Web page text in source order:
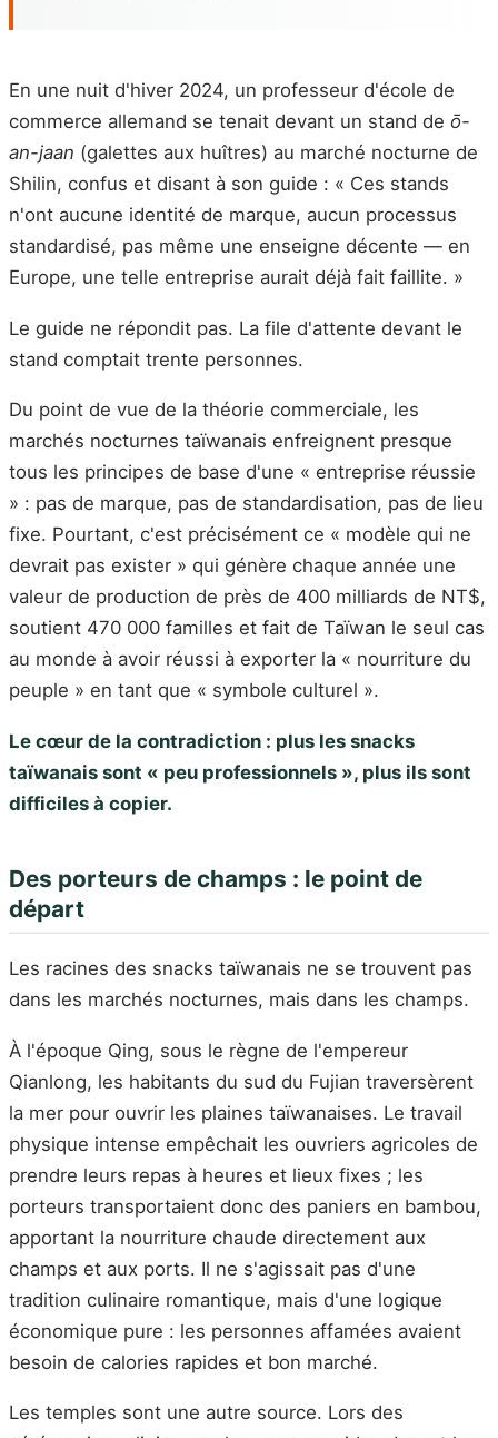
En une nuit d'hiver 2024, un professeur d'école de
commerce allemand se tenait devant un stand de ō-
an-jaan (galettes aux huîtres) au marché nocturne de
Shilin, confus et disant à son guide : « Ces stands
n'ont aucune identité de marque, aucun processus
standardisé, pas même une enseigne décente — en
Europe, une telle entreprise aurait déjà fait faillite. »
Le guide ne répondit pas. La file d'attente devant le
stand comptait trente personnes.
Du point de vue de la théorie commerciale, les
marchés nocturnes taïwanais enfreignent presque
tous les principes de base d'une « entreprise réussie
» : pas de marque, pas de standardisation, pas de lieu
fixe. Pourtant, c'est précisément ce « modèle qui ne
devrait pas exister » qui génère chaque année une
valeur de production de près de 400 milliards de NT$,
soutient 470 000 familles et fait de Taïwan le seul cas
au monde à avoir réussi à exporter la « nourriture du
peuple » en tant que « symbole culturel ».
Le cœur de la contradiction : plus les snacks
taïwanais sont « peu professionnels », plus ils sont
difficiles à copier.
Des porteurs de champs : le point de
départ
Les racines des snacks taïwanais ne se trouvent pas
dans les marchés nocturnes, mais dans les champs.
À l'époque Qing, sous le règne de l'empereur
Qianlong, les habitants du sud du Fujian traversèrent
la mer pour ouvrir les plaines taïwanaises. Le travail
physique intense empêchait les ouvriers agricoles de
prendre leurs repas à heures et lieux fixes ; les
porteurs transportaient donc des paniers en bambou,
apportant la nourriture chaude directement aux
champs et aux ports. Il ne s'agissait pas d'une
tradition culinaire romantique, mais d'une logique
économique pure : les personnes affamées avaient
besoin de calories rapides et bon marché.
Les temples sont une autre source. Lors des